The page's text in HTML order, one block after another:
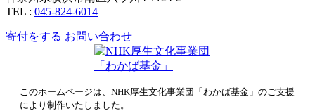
TEL : 045-824-6014
寄付をする お問い合わせ
このホームページは、NHK厚生文化事業団「わかば基金」のご支援
により制作いたしました。